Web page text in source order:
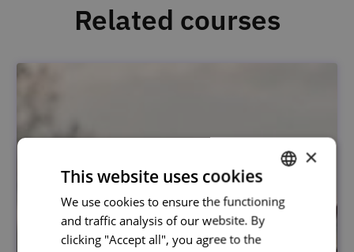
Related courses
PORTUGUESE
ENGLISH
×
This website uses cookies
We use cookies to ensure the functioning
and traffic analysis of our website. By
clicking "Accept all", you agree to the